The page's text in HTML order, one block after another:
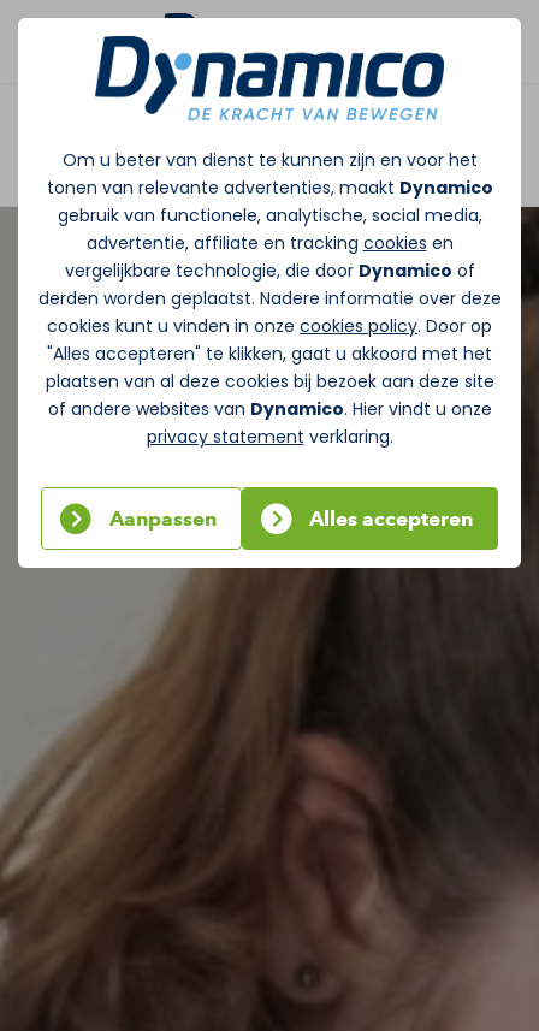
Om u beter van dienst te kunnen zijn en voor het
tonen van relevante advertenties, maakt Dynamico
gebruik van functionele, analytische, social media,
advertentie, affiliate en tracking cookies en
vergelijkbare technologie, die door Dynamico of
derden worden geplaatst. Nadere informatie over deze
cookies kunt u vinden in onze cookies policy. Door op
"Alles accepteren" te klikken, gaat u akkoord met het
plaatsen van al deze cookies bij bezoek aan deze site
of andere websites van Dynamico. Hier vindt u onze
privacy statement verklaring.
Aanpassen Alles accepteren